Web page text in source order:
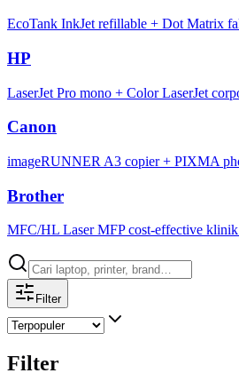
EcoTank InkJet refillable + Dot Matrix
HP
LaserJet Pro mono + Color LaserJet
Canon
imageRUNNER A3 copier + PIXMA
Brother
MFC/HL Laser MFP cost-effective
Filter
Filter